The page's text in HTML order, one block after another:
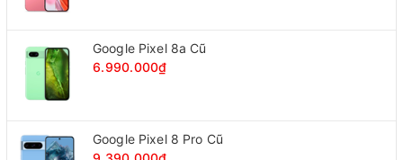
Google Pixel 8a Cũ
6.990.000₫
Google Pixel 8 Pro Cũ